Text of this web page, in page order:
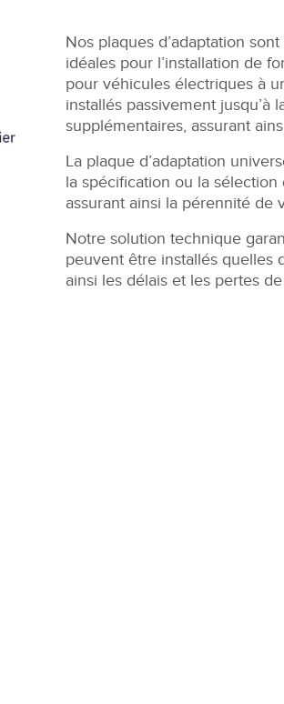
Nos plaques d’adaptation
idéales pour l’installation de
pour véhicules électriques à
installés passivement jusqu’à
supplémentaires, assurant
La plaque d’adaptation
la spécification ou la
assurant ainsi la pérennité de
Notre solution technique
peuvent être installés quelles
ainsi les délais et les pertes